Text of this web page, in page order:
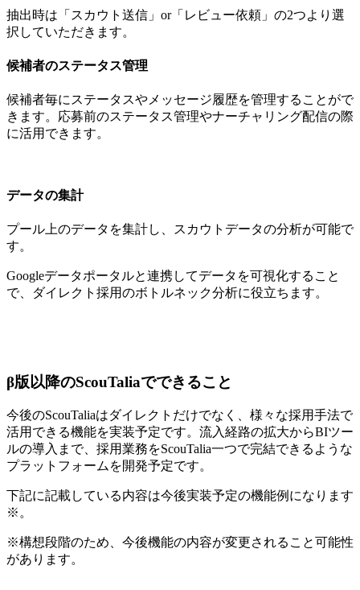
抽出時は「スカウト送信」or「レビュー依頼」の2つより選
択していただきます。
候補者のステータス管理
候補者毎にステータスやメッセージ履歴を管理することがで
きます。応募前のステータス管理やナーチャリング配信の際
に活用できます。
データの集計
プール上のデータを集計し、スカウトデータの分析が可能で
す。
Googleデータポータルと連携してデータを可視化すること
で、ダイレクト採用のボトルネック分析に役立ちます。
β版以降のScouTaliaでできること
今後のScouTaliaはダイレクトだけでなく、様々な採用手法で
活用できる機能を実装予定です。流入経路の拡大からBIツー
ルの導入まで、採用業務をScouTalia一つで完結できるような
プラットフォームを開発予定です。
下記に記載している内容は今後実装予定の機能例になります
※。
※構想段階のため、今後機能の内容が変更されること可能性
があります。